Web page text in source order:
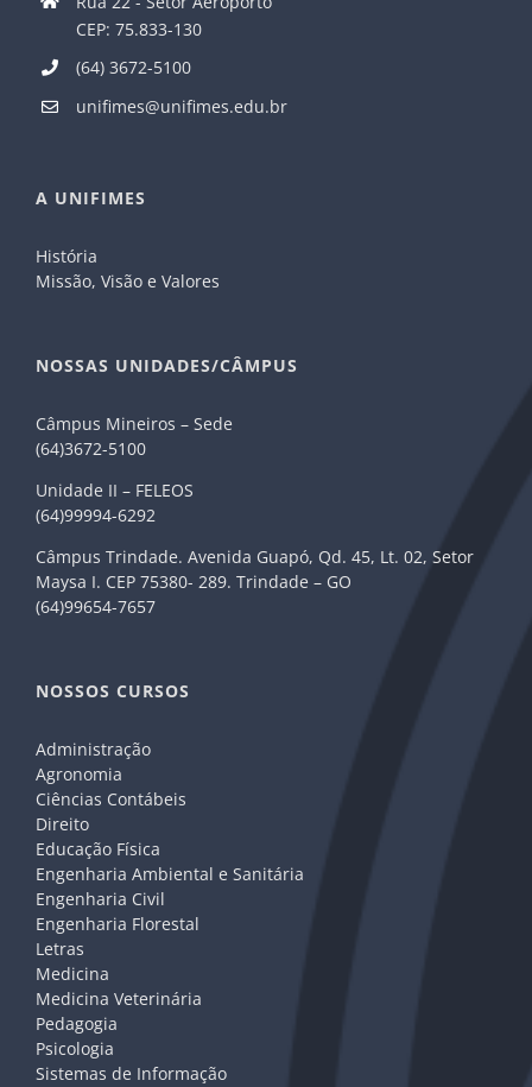
CEP: 75.833-130
(64) 3672-5100
unifimes@unifimes.edu.br
A UNIFIMES
História
Missão, Visão e Valores
NOSSAS UNIDADES/CÂMPUS
Câmpus Mineiros – Sede
(64)3672-5100
Unidade II – FELEOS
(64)99994-6292
Câmpus Trindade. Avenida Guapó, Qd. 45, Lt. 02, Setor
Maysa I. CEP 75380- 289. Trindade – GO
(64)99654-7657
NOSSOS CURSOS
Administração
Agronomia
Ciências Contábeis
Direito
Educação Física
Engenharia Ambiental e Sanitária
Engenharia Civil
Engenharia Florestal
Letras
Medicina
Medicina Veterinária
Pedagogia
Psicologia
Sistemas de Informação